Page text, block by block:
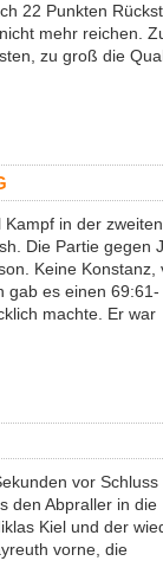
22 Punkten
mehr reichen.
zu groß die
in der zweiten
Die Partie gegen
Keine Konstanz,
gab es einen 69:61-
machte. Er war
vor Schluss
den Abpraller in die
Kiel und der
vorne, die